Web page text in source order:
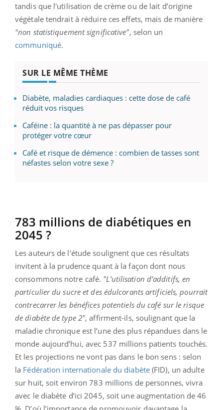
tandis que l'utilisation de crème ou de lait d’origine
végétale tendrait à réduire ces effets, mais de manière
"non statistiquement significative", selon un
communiqué.
SUR LE MÊME THÈME
Diabète, maladies cardiaques : cette dose de café
réduit vos risques
Caféine : la quantité à ne pas dépasser pour
protéger votre cœur
Café et risque de démence : combien de tasses sont
néfastes selon votre sexe ?
783 millions de diabétiques en
2045 ?
Les auteurs de l'étude soulignent que ces résultats
invitent à la prudence quant à la façon dont nous
consommons notre café. "L’utilisation d’additifs, en
particulier du sucre et des édulcorants artificiels, pourrait
contrecarrer les bénéfices potentiels du café sur le risque
de diabète de type 2", affirment-ils, soulignant que la
maladie chronique est l’une des plus répandues dans le
monde aujourd’hui, avec 537 millions patients touchés.
Et les projections ne vont pas dans le bon sens : selon
la Fédération internationale du diabète(FID), un adulte
sur huit, soit environ 783 millions de personnes, vivra
avec le diabète d’ici 2045, soit une augmentation de 46